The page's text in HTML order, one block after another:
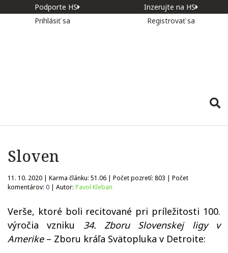
Podporte HS
Inzerujte na HS
Prihlásiť sa
Registrovať sa
Sloven
11. 10. 2020 | Karma článku: 51.06 | Počet pozretí: 803 | Počet
komentárov: 0 | Autor: Pavol Kleban
Verše, ktoré boli recitované pri príležitosti 100.
výročia vzniku 34. Zboru Slovenskej ligy v
Amerike– Zboru kráľa Svätopluka v Detroite: